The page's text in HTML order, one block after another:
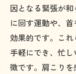
因となる緊張が
に回す運動や、
効果的です。こ
手軽にでき、忙
徴です。肩こり